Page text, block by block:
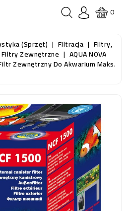
0
(sprzęt) Filtracja Filtry,
Filtry Zewnętrzne AQUA NOVA
Zewnętrzny Do Akwarium Maks.